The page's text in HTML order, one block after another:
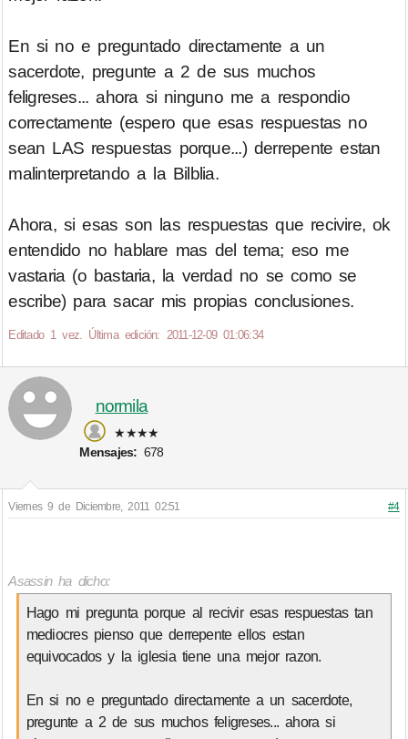
En si no e preguntado directamente a un
sacerdote, pregunte a 2 de sus muchos
feligreses... ahora si ninguno me a respondio
correctamente (espero que esas respuestas no
sean LAS respuestas porque...) derrepente estan
malinterpretando a la Bilblia.
Ahora, si esas son las respuestas que recivire, ok
entendido no hablare mas del tema; eso me
vastaria (o bastaria, la verdad no se como se
escribe) para sacar mis propias conclusiones.
Editado 1 vez. Última edición: 2011-12-09 01:06:34
normila
★★★★
Mensajes: 678
Viernes 9 de Diciembre, 2011 02:51 #4
Asassin ha dicho:
Hago mi pregunta porque al recivir esas respuestas tan
mediocres pienso que derrepente ellos estan
equivocados y la iglesia tiene una mejor razon.
En si no e preguntado directamente a un sacerdote,
pregunte a 2 de sus muchos feligreses... ahora si